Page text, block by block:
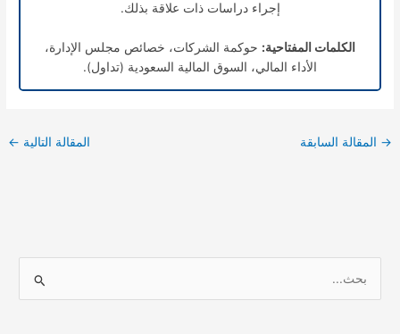
إجراء دراسات ذات علاقة بذلك.
الكلمات المفتاحية: حوكمة الشركات، خصائص مجلس الإدارة،
الأداء المالي، السوق المالية السعودية (تداول).
→ المقالة السابقة المقالة التالية ←